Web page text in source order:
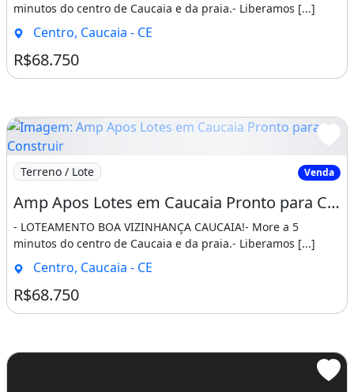
minutos do centro de Caucaia e da praia.- Liberamos [...]
Centro, Caucaia - CE
R$68.750
Imagem: Amp Apos Lotes em Caucaia Pronto para
Terreno / Lote Venda
Amp Apos Lotes em Caucaia Pronto para Construir Pertinho do Centro e da Praia. Mateus
- LOTEAMENTO BOA VIZINHANÇA CAUCAIA!- More a 5
minutos do centro de Caucaia e da praia.- Liberamos [...]
Centro, Caucaia - CE
R$68.750